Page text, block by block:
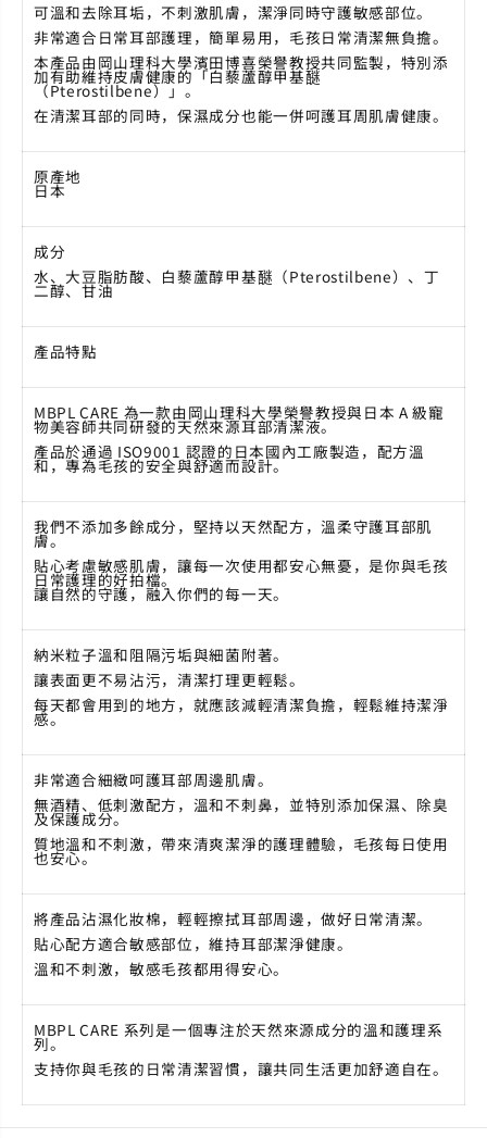
可溫和去除耳垢，不刺激肌膚，潔淨同時守護敏感部位。
非常適合日常耳部護理，簡單易用，毛孩日常清潔無負擔。
本產品由岡山理科大學濱田博喜榮譽教授共同監製，特別添
加有助維持皮膚健康的「白藜蘆醇甲基醚
（Pterostilbene）」。
在清潔耳部的同時，保濕成分也能一併呵護耳周肌膚健康。
原產地
日本
成分
水、大豆脂肪酸、白藜蘆醇甲基醚（Pterostilbene）、丁
二醇、甘油
產品特點
MBPL CARE 為一款由岡山理科大學榮譽教授與日本 A級寵
物美容師共同研發的天然來源耳部清潔液。
產品於通過 ISO9001 認證的日本國內工廠製造，配方溫
和，專為毛孩的安全與舒適而設計。
我們不添加多餘成分，堅持以天然配方，溫柔守護耳部肌
膚。
貼心考慮敏感肌膚，讓每一次使用都安心無憂，是你與毛孩
日常護理的好拍檔。
讓自然的守護，融入你們的每一天。
納米粒子溫和阻隔污垢與細菌附著。
讓表面更不易沾污，清潔打理更輕鬆。
每天都會用到的地方，就應該減輕清潔負擔，輕鬆維持潔淨
感。
非常適合細緻呵護耳部周邊肌膚。
無酒精、低刺激配方，溫和不刺鼻，並特別添加保濕、除臭
及保護成分。
質地溫和不刺激，帶來清爽潔淨的護理體驗，毛孩每日使用
也安心。
將產品沾濕化妝棉，輕輕擦拭耳部周邊，做好日常清潔。
貼心配方適合敏感部位，維持耳部潔淨健康。
溫和不刺激，敏感毛孩都用得安心。
MBPL CARE 系列是一個專注於天然來源成分的溫和護理系
列。
支持你與毛孩的日常清潔習慣，讓共同生活更加舒適自在。